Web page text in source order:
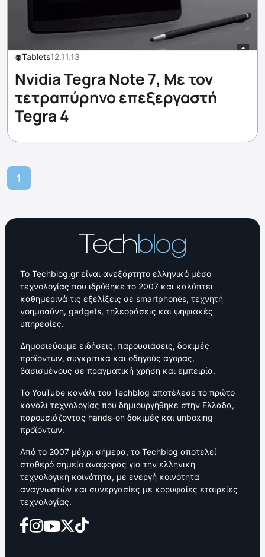
Tablets12.11.13
Nvidia Tegra Note 7, Με τον
τετραπύρηνο επεξεργαστή
Tegra 4
1
Το Techblog.gr είναι ανεξάρτητο ελληνικό μέσο
τεχνολογίας που ιδρύθηκε το 2007 και καλύπτει
καθημερινά τις εξελίξεις σε smartphones, τεχνητή
νοημοσύνη, gadgets, τηλεοράσεις και ψηφιακές
υπηρεσίες.
Δημοσιεύουμε ειδήσεις, παρουσιάσεις, δοκιμές
προϊόντων, συγκριτικά και οδηγούς αγοράς,
βασισμένους σε πραγματική χρήση και εμπειρία.
Το YouTube κανάλι του Techblog αποτέλεσε το πρώτο
κανάλι τεχνολογίας που δημιουργήθηκε στην Ελλάδα,
παρουσιάζοντας hands-on δοκιμές και unboxing
προϊόντων.
Από το 2007 μέχρι σήμερα, το Techblog αποτελεί
σταθερό σημείο αναφοράς για την ελληνική
τεχνολογική κοινότητα, με ενεργή κοινότητα
αναγνωστών και συνεργασίες με κορυφαίες εταιρείες
τεχνολογίας.